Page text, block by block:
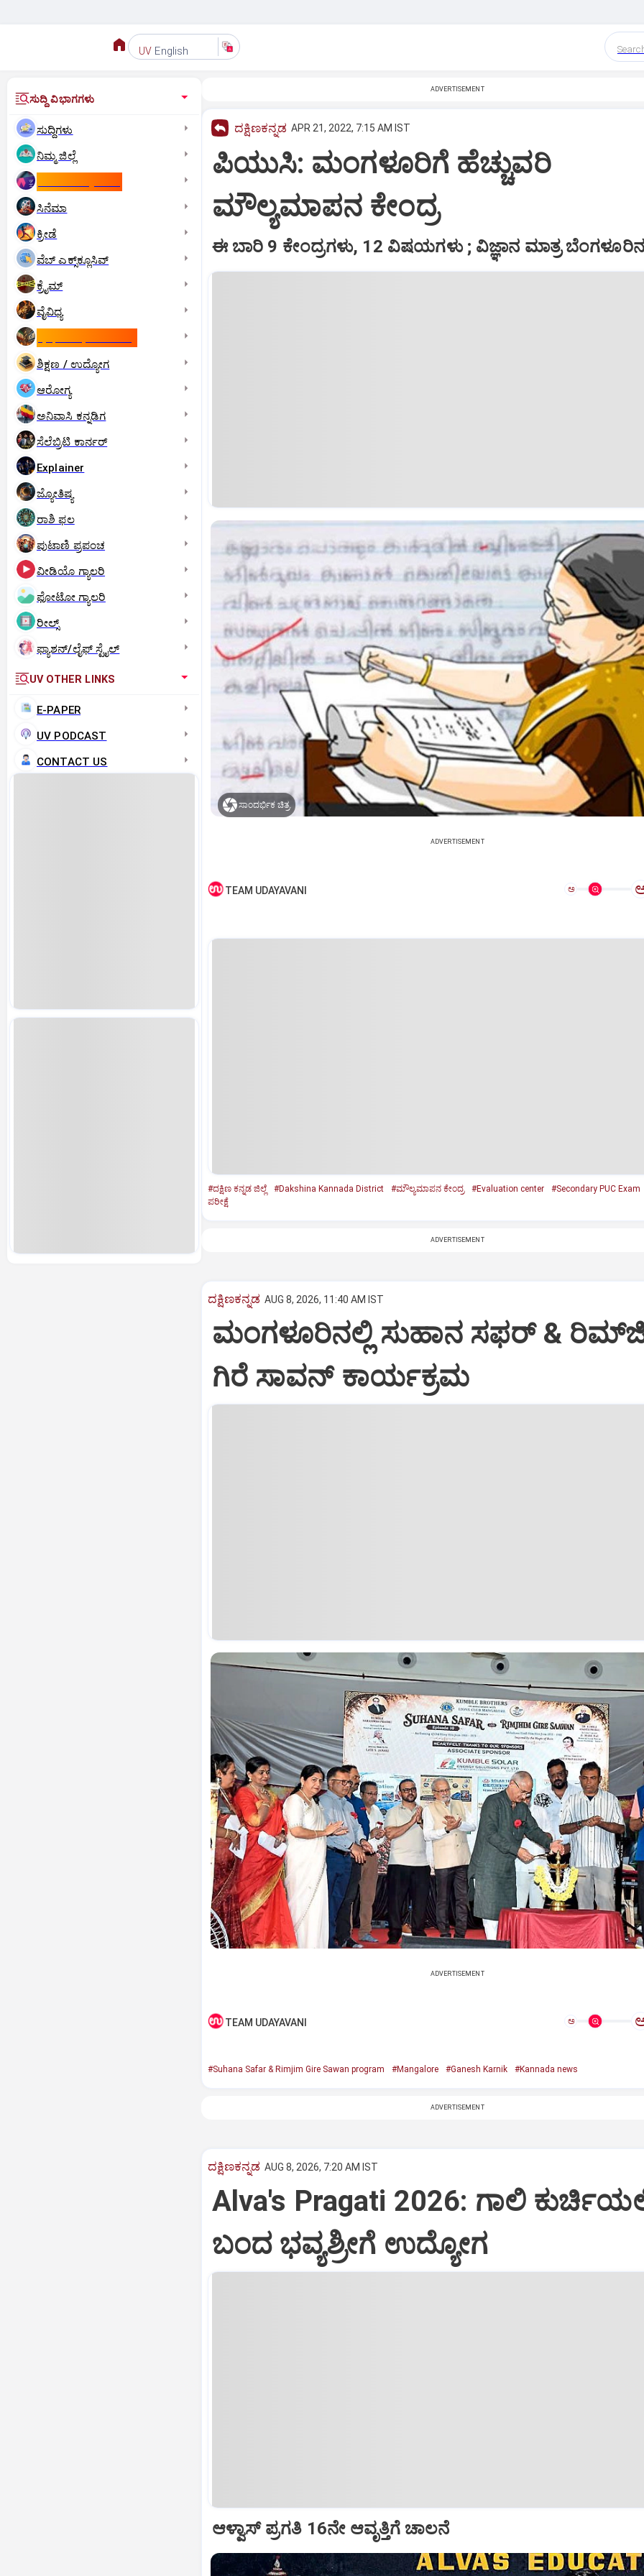
UV English
ಸುದ್ದಿ ವಿಭಾಗಗಳು
ಸುದ್ದಿಗಳು
ನಿಮ್ಮ ಜಿಲ್ಲೆ
ಸಿನೆಮಾ
ಕ್ರೀಡೆ
ವೆಬ್ ಎಕ್ಸ್‌ಕ್ಲೂಸಿವ್
ಕ್ರೈಮ್
ವೈವಿಧ್ಯ
ಶಿಕ್ಷಣ / ಉದ್ಯೋಗ
ಆರೋಗ್ಯ
ಅನಿವಾಸಿ ಕನ್ನಡಿಗ
ಸೆಲೆಬ್ರಿಟಿ ಕಾರ್ನರ್‌
Explainer
ಜ್ಯೋತಿಷ್ಯ
ರಾಶಿ ಫಲ
ಪುಟಾಣಿ ಪ್ರಪಂಚ
ವೀಡಿಯೊ ಗ್ಯಾಲರಿ
ಫೋಟೋ ಗ್ಯಾಲರಿ
ರೀಲ್ಸ್
ಫ್ಯಾಶನ್/ಲೈಫ್‌ ಸ್ಟೈಲ್
UV OTHER LINKS
E-PAPER
UV PODCAST
CONTACT US
ADVERTISEMENT
ದಕ್ಷಿಣಕನ್ನಡ APR 21, 2022, 7:15 AM IST
ಪಿಯುಸಿ: ಮಂಗಳೂರಿಗೆ ಹೆಚ್ಚುವರಿ
ಮೌಲ್ಯಮಾಪನ ಕೇಂದ್ರ
ಈ ಬಾರಿ 9 ಕೇಂದ್ರಗಳು, 12 ವಿಷಯಗಳು ; ವಿಜ್ಞಾನ ಮಾತ್ರ
ಸಾಂದರ್ಭಿಕ ಚಿತ್ರ.
ADVERTISEMENT
TEAM UDAYAVANI ಅ
#ದಕ್ಷಿಣ ಕನ್ನಡ ಜಿಲ್ಲೆ #Dakshina Kannada District #ಮೌಲ್ಯಮಾಪನ ಕೇಂದ್ರ #Evaluation center
#Secondary PUC Exam
ಪರೀಕ್ಷೆ
ADVERTISEMENT
ದಕ್ಷಿಣಕನ್ನಡ AUG 8, 2026, 11:40 AM IST
ಮಂಗಳೂರಿನಲ್ಲಿ ಸುಹಾನ ಸಫರ್ &
ಗಿರೆ ಸಾವನ್ ಕಾರ್ಯಕ್ರಮ
ADVERTISEMENT
TEAM UDAYAVANI ಅ
#Suhana Safar & Rimjim Gire Sawan program #Mangalore #Ganesh Karnik #Kannada news
ADVERTISEMENT
ದಕ್ಷಿಣಕನ್ನಡ AUG 8, 2026, 7:20 AM IST
Alva's Pragati 2026: ಗಾಲಿ
ಬಂದ ಭವ್ಯಶ್ರೀಗೆ ಉದ್ಯೋಗ
ಆಳ್ವಾಸ್‌ ಪ್ರಗತಿ 16ನೇ ಆವೃತ್ತಿಗೆ ಚಾಲನೆ